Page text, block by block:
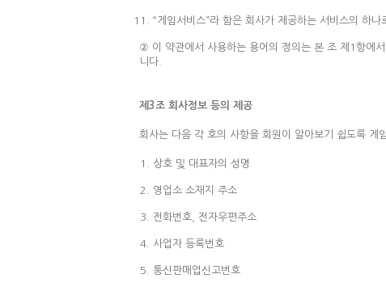
“게임서비스”라 함은 회사가 제공하는 서비스의 하
② 이 약관에서 사용하는 용어의 정의는 본 조 제1항에
니다.
제3조 회사정보 등의 제공
회사는 다음 각 호의 사항을 회원이 알아보기 쉽도록 게
상호 및 대표자의 성명
영업소 소재지 주소
전화번호, 전자우편주소
사업자 등록번호
통신판매업신고번호